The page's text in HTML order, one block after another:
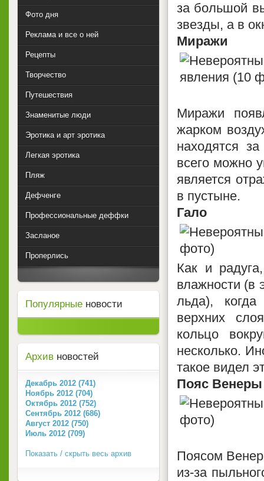
за большой
звезды, а в
Миражи
Миражи
жарком
находятся
всего можно
является
в пустыне.
Гало
Как и
влажности (в
льда),
верхних
кольцо
несколько.
такое видел
Пояс Венеры
Поясом
из-за
Фото дня
Реклама и все о ней
Рецепты
Творчество
Путешествия
Знаменитые люди
Эротика и арт эротика
Легкая эротика
Пляж
Дефченге
Профессиональные деффки
Засланое
Проперлись
Популярные новости
Архив новостей
Декабрь 2012 (741)
Ноябрь 2012 (704)
Октябрь 2012 (752)
Сентябрь 2012 (686)
Август 2012 (750)
Июль 2012 (709)
Показать / скрыть весь архив